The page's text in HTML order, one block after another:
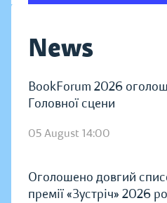
News
BookForum 2026
Головної сцени
05 August 14:00
Оголошено довгий
премії «Зустріч» 2026